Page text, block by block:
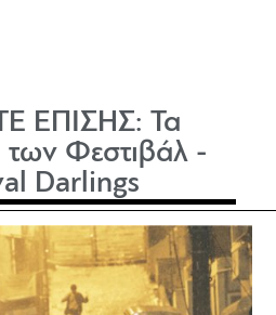
ΕΠΙΣΗΣ: Τα
Φεστιβάλ -
Darlings